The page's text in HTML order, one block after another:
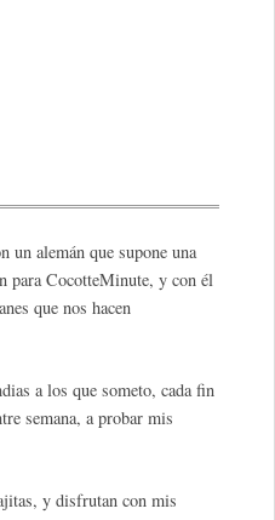
un alemán que supone una
para CocotteMinute, y con él
que nos hacen
a los que someto, cada fin
semana, a probar mis
y disfrutan con mis